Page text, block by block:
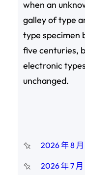
when an
galley of type
type specimen
five centuries,
electronic
unchanged.
2026 年 8 月
2026 年 7 月